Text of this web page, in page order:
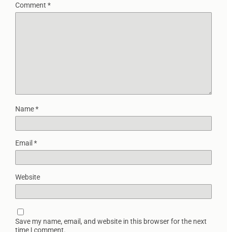
Comment *
Name*
Email *
Website
Save my name, email, and website in this browser for the next
time I comment.